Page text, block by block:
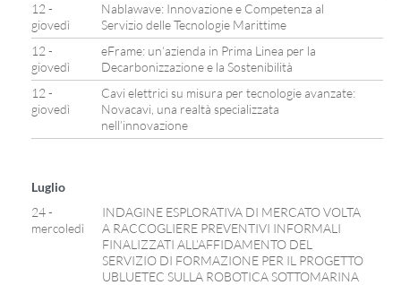
12 -
giovedì
Nablawave: Innovazione e Competenza al
Servizio delle Tecnologie Marittime
12 -
giovedì
eFrame: un’azienda in Prima Linea per la
Decarbonizzazione e la Sostenibilità
12 -
giovedì
Cavi elettrici su misura per tecnologie avanzate:
Novacavi, una realtà specializzata
nell’innovazione
Luglio
24 -
mercoledì
INDAGINE ESPLORATIVA DI MERCATO VOLTA
A RACCOGLIERE PREVENTIVI INFORMALI
FINALIZZATI ALL’AFFIDAMENTO DEL
SERVIZIO DI FORMAZIONE PER IL PROGETTO
UBLUETEC SULLA ROBOTICA SOTTOMARINA